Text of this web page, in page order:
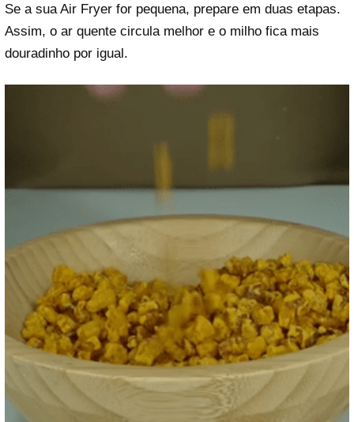
Se a sua Air Fryer for pequena, prepare em duas etapas.
Assim, o ar quente circula melhor e o milho fica mais
douradinho por igual.